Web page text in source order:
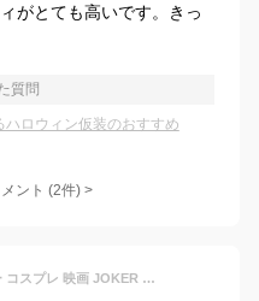
がとても高いです。きっ
質問
ロウィン仮装のおすすめ
ント (2件) >
【ポイント9倍UP!】ジョーカー コスプレ 映画 JOKER 赤 コスチューム ピエロ ハロウィン イベント 仮装 変装 衣装 忘年会 新年会 27cos01